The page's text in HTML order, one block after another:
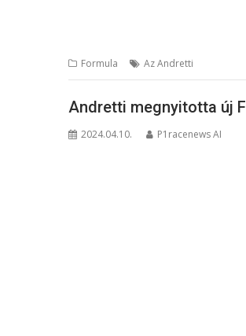
Formula Az Andretti
Andretti megnyitotta új
2024.04.10. P1racenews AI